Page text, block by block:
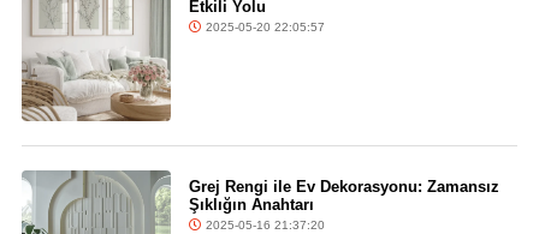
Etkili Yolu
2025-05-20 22:05:57
Grej Rengi ile Ev Dekorasyonu: Zamansız
Şıklığın Anahtarı
2025-05-16 21:37:20